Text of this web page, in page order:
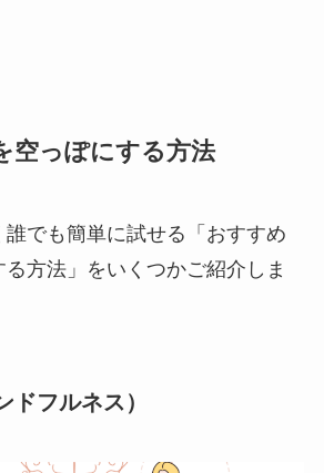
空っぽにする方法
でも簡単に試せる「おすすめ
方法」をいくつかご紹介しま
ドフルネス）